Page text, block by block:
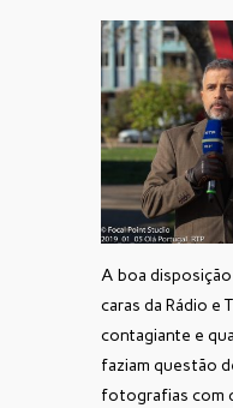
A boa
caras da Rádio e
contagiante e
faziam questão
fotografias com